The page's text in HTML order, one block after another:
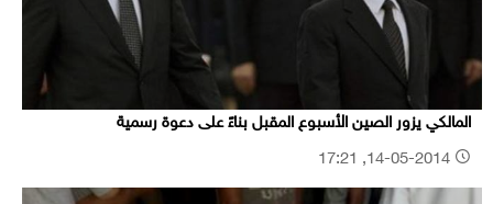
المالكي يزور الصين الأسبوع المقبل بناءً على دعوة رسمية